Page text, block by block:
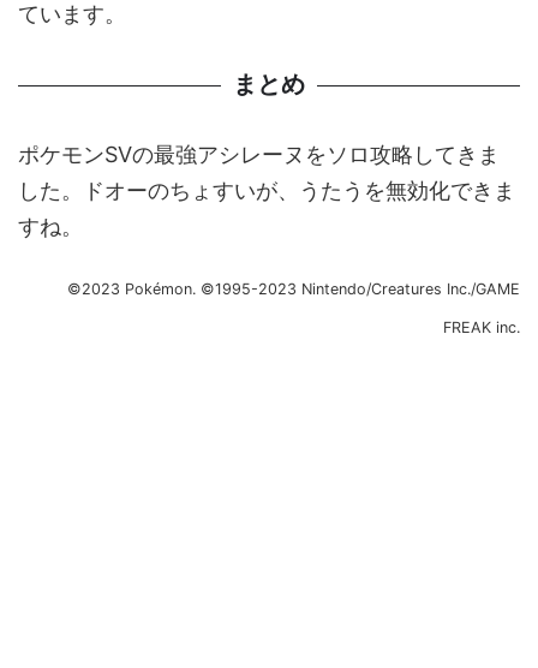
ています。
まとめ
ポケモンSVの最強アシレーヌをソロ攻略してきま
した。ドオーのちょすいが、うたうを無効化できま
すね。
©2023 Pokémon. ©1995-2023 Nintendo/Creatures Inc./GAME
FREAK inc.